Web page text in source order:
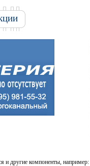
и другие компоненты, например: